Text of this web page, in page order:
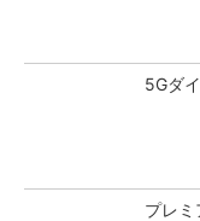
5Gダ
プレ